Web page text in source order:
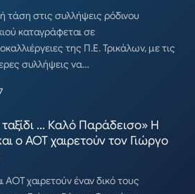
τάση στις συλλήψεις ρόδινου
καταγράφεται σε
της Π.Ε. Τρικάλων, με τις
συλλήψεις να…
… Καλό Παράδεισο» Η
ο ΑΟΤ χαιρετούν τον Γιώργο
ΑΟΤ χαιρετούν έναν δικό τους